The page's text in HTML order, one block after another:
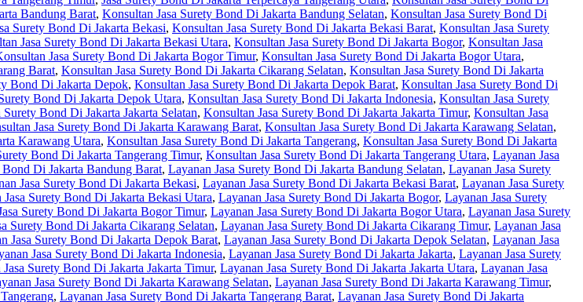
Bandung Barat, Konsultan Jasa Surety Bond Di Jakarta Bandung Selatan, Konsultan Jasa Surety Bond Di
Surety Bond Di Jakarta Bekasi, Konsultan Jasa Surety Bond Di Jakarta Bekasi Barat, Konsultan Jasa Surety
Jasa Surety Bond Di Jakarta Bekasi Utara, Konsultan Jasa Surety Bond Di Jakarta Bogor, Konsultan Jasa
Jasa Surety Bond Di Jakarta Bogor Timur, Konsultan Jasa Surety Bond Di Jakarta Bogor Utara,
Barat, Konsultan Jasa Surety Bond Di Jakarta Cikarang Selatan, Konsultan Jasa Surety Bond Di Jakarta
Bond Di Jakarta Depok, Konsultan Jasa Surety Bond Di Jakarta Depok Barat, Konsultan Jasa Surety Bond Di
Bond Di Jakarta Depok Utara, Konsultan Jasa Surety Bond Di Jakarta Indonesia, Konsultan Jasa Surety
Surety Bond Di Jakarta Jakarta Selatan, Konsultan Jasa Surety Bond Di Jakarta Jakarta Timur, Konsultan Jasa
Jasa Surety Bond Di Jakarta Karawang Barat, Konsultan Jasa Surety Bond Di Jakarta Karawang Selatan,
Karawang Utara, Konsultan Jasa Surety Bond Di Jakarta Tangerang, Konsultan Jasa Surety Bond Di Jakarta
Bond Di Jakarta Tangerang Timur, Konsultan Jasa Surety Bond Di Jakarta Tangerang Utara, Layanan Jasa
Bond Di Jakarta Bandung Barat, Layanan Jasa Surety Bond Di Jakarta Bandung Selatan, Layanan Jasa Surety
Jasa Surety Bond Di Jakarta Bekasi, Layanan Jasa Surety Bond Di Jakarta Bekasi Barat, Layanan Jasa Surety
Jasa Surety Bond Di Jakarta Bekasi Utara, Layanan Jasa Surety Bond Di Jakarta Bogor, Layanan Jasa Surety
Surety Bond Di Jakarta Bogor Timur, Layanan Jasa Surety Bond Di Jakarta Bogor Utara, Layanan Jasa Surety
Surety Bond Di Jakarta Cikarang Selatan, Layanan Jasa Surety Bond Di Jakarta Cikarang Timur, Layanan Jasa
Jasa Surety Bond Di Jakarta Depok Barat, Layanan Jasa Surety Bond Di Jakarta Depok Selatan, Layanan Jasa
Jasa Surety Bond Di Jakarta Indonesia, Layanan Jasa Surety Bond Di Jakarta Jakarta, Layanan Jasa Surety
Jasa Surety Bond Di Jakarta Jakarta Timur, Layanan Jasa Surety Bond Di Jakarta Jakarta Utara, Layanan Jasa
Jasa Surety Bond Di Jakarta Karawang Selatan, Layanan Jasa Surety Bond Di Jakarta Karawang Timur,
, Layanan Jasa Surety Bond Di Jakarta Tangerang Barat, Layanan Jasa Surety Bond Di Jakarta